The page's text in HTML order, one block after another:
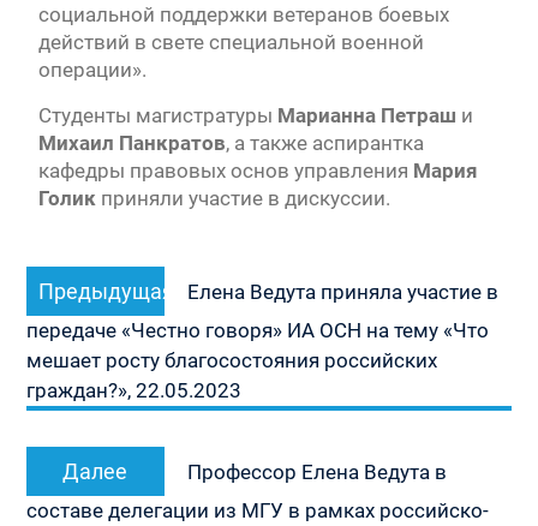
социальной поддержки ветеранов боевых
действий в свете специальной военной
операции».
Студенты магистратуры Марианна Петраш и
Михаил Панкратов, а также аспирантка
кафедры правовых основ управления Мария
Голик приняли участие в дискуссии.
по
записям
Предыдущая
запись:
Елена Ведута приняла участие в
передаче «Честно говоря» ИА ОСН на тему «Что
мешает росту благосостояния российских
граждан?», 22.05.2023
Далее
Следующая
запись:
Профессор Елена Ведута в
составе делегации из МГУ в рамках российско-